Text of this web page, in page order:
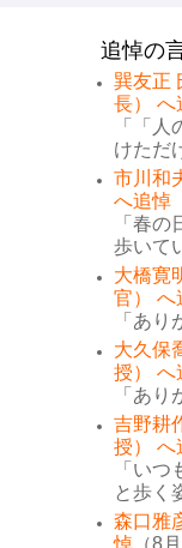
追悼の
巽友正
長） へ
「「
けただ
市川和
へ追悼
「春
歩いて
大橋寛
官） へ
「あ
大久保
授） へ
「あ
吉野耕
授） へ
「い
と歩く
森口雅